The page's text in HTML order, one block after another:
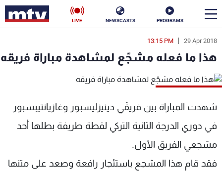
PROGRAMS
NEWSCASTS
LIVE
29 Apr 2018
13:15 PM
هذا ما فعله مشجّع لمشاهدة مباراة فريقه
شهدت المباراة بين فريقَي دينيزليسبور وغازيانتيبسبور
في دوري الدرجة الثانية التركي لقطة طريفة بطلها أحد
مشجعي الفريق الأول.
فقد قام هذا المشجع باستئجار رافعة وصعد على متنها
en
الأخبار
سياسة
إقتصاد فن
كأس العالم